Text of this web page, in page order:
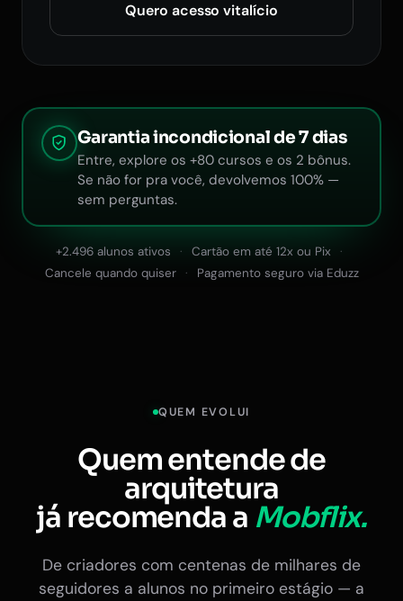
QUEM EVOLUI
Quem entende de
arquitetura
já recomenda a Mobflix.
De criadores com centenas de milhares de
seguidores a alunos no primeiro estágio — a
Quero acesso vitalício
Garantia incondicional de 7 dias
Entre, explore os +80 cursos e os 2 bônus.
Se não for pra você, devolvemos 100% —
sem perguntas.
+2.496 alunos ativos
Cartão em até 12x ou Pix
Cancele quando quiser
Pagamento seguro via Eduzz